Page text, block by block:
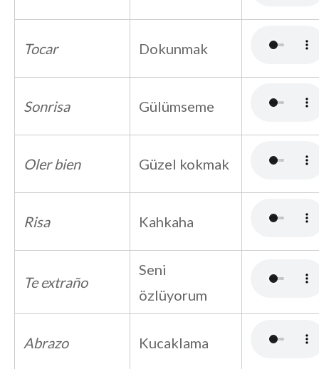
Tocar Dokunmak
Sonrisa Gülümseme
Oler bien Güzel kokmak
Risa Kahkaha
Te extraño
Seni
özlüyorum
Abrazo Kucaklama